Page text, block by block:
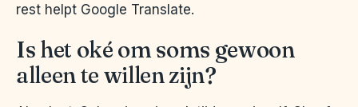
rest helpt Google Translate.
Is het oké om soms gewoon
alleen te willen zijn?